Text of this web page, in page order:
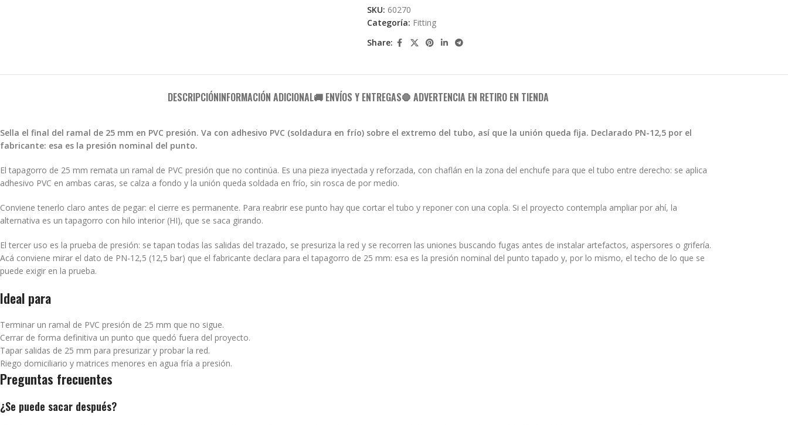
SKU: 60270
Categoría: Fitting
Share:
DESCRIPCIÓNINFORMACIÓN ADICIONAL🚚 ENVÍOS Y ENTREGAS🛑 ADVERTENCIA EN RETIRO EN TIENDA
Sella el final del ramal de 25 mm en PVC presión. Va con adhesivo PVC (soldadura en frío) sobre el extremo del tubo, así que la unión queda fija. Declarado PN-12,5 por el
fabricante: esa es la presión nominal del punto.
El tapagorro de 25 mm remata un ramal de PVC presión que no continúa. Es una pieza inyectada y reforzada, con chaflán en la zona del enchufe para que el tubo entre derecho: se aplica
adhesivo PVC en ambas caras, se calza a fondo y la unión queda soldada en frío, sin rosca de por medio.
Conviene tenerlo claro antes de pegar: el cierre es permanente. Para reabrir ese punto hay que cortar el tubo y reponer con una copla. Si el proyecto contempla ampliar por ahí, la
alternativa es un tapagorro con hilo interior (HI), que se saca girando.
El tercer uso es la prueba de presión: se tapan todas las salidas del trazado, se presuriza la red y se recorren las uniones buscando fugas antes de instalar artefactos, aspersores o grifería.
Acá conviene mirar el dato de PN-12,5 (12,5 bar) que el fabricante declara para el tapagorro de 25 mm: esa es la presión nominal del punto tapado y, por lo mismo, el techo de lo que se
puede exigir en la prueba.
Ideal para
Terminar un ramal de PVC presión de 25 mm que no sigue.
Cerrar de forma definitiva un punto que quedó fuera del proyecto.
Tapar salidas de 25 mm para presurizar y probar la red.
Riego domiciliario y matrices menores en agua fría a presión.
Preguntas frecuentes
¿Se puede sacar después?